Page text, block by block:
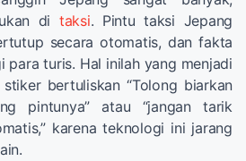
di taksi. Pintu taksi Jepang
secara otomatis, dan fakta
para turis. Hal inilah yang menjadi
bertuliskan “Tolong biarkan
pintunya” atau “jangan tarik
karena teknologi ini jarang